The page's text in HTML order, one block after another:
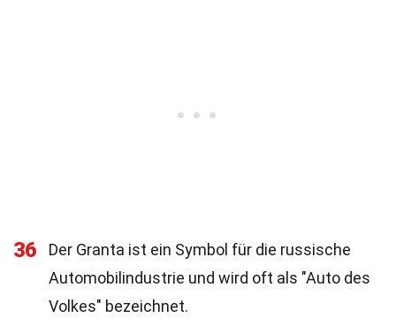
36
Der Granta ist ein Symbol für die russische
Automobilindustrie und wird oft als "Auto des
Volkes" bezeichnet.